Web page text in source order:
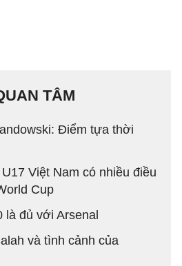
TÂM
Điểm tựa thời
Việt Nam có nhiều điều
Cup
là đủ với Arsenal
và tình cảnh của